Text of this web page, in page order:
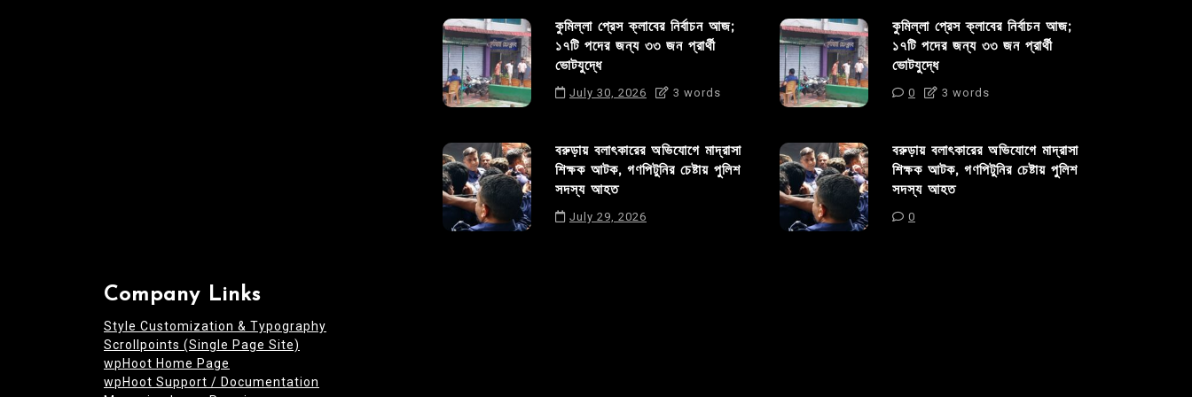
কুমিল্লা প্রেস ক্লাবের নির্বাচন আজ;
১৭টি পদের জন্য ৩৩ জন প্রার্থী
ভোটযুদ্ধে
July 30, 2026 3 words
বরুড়ায় বলাৎকারের অভিযোগে মাদ্রাসা
শিক্ষক আটক, গণপিটুনির চেষ্টায় পুলিশ
সদস্য আহত
July 29, 2026
কুমিল্লা প্রেস ক্লাবের নির্বাচন আজ;
১৭টি পদের জন্য ৩৩ জন প্রার্থী
ভোটযুদ্ধে
0 3 words
বরুড়ায় বলাৎকারের অভিযোগে মাদ্রাসা
শিক্ষক আটক, গণপিটুনির চেষ্টায় পুলিশ
সদস্য আহত
0
Company Links
Style Customization & Typography
Scrollpoints (Single Page Site)
wpHoot Home Page
wpHoot Support / Documentation